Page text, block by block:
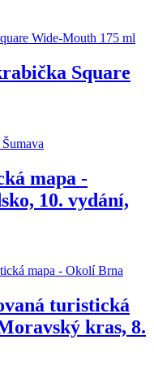
Square
mapa -
10. vydání,
turistická
kras, 8.